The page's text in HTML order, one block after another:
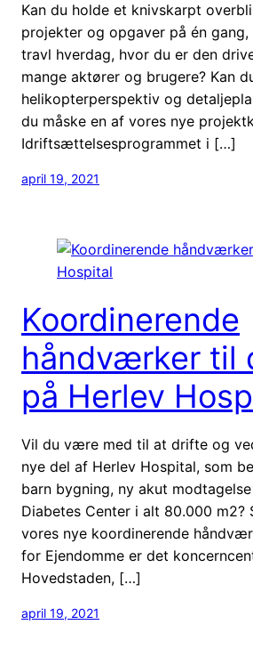
Kan du holde et knivskarpt
projekter og opgaver på én
travl hverdag, hvor du er den
mange aktører og brugere? Kan
helikopterperspektiv og
du måske en af vores nye
Idriftsættelsesprogrammet i […]
april 19, 2021
Koordinerende
håndværker til
på Herlev
Vil du være med til at drifte og
nye del af Herlev Hospital, som
barn bygning, ny akut
Diabetes Center i alt 80.000 m2?
vores nye koordinerende
for Ejendomme er det
Hovedstaden, […]
april 19, 2021